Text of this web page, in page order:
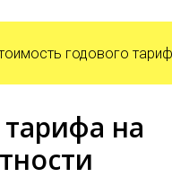
годового тарифа и
на